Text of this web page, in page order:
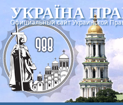
УКРАЇНА
Официальный сайт Украинской